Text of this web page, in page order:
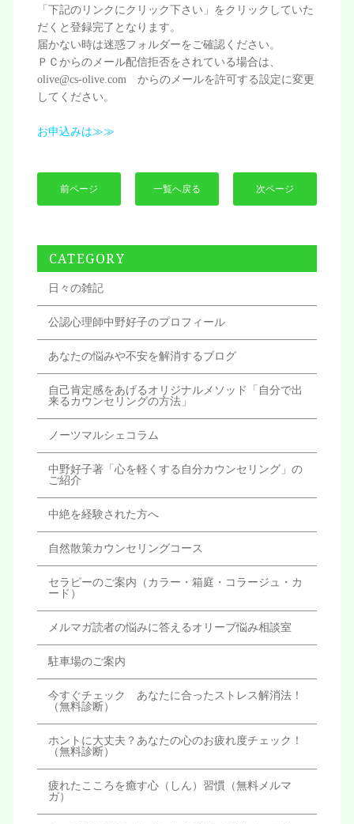
「下記のリンクにクリック下さい」をクリックしていた
だくと登録完了となります。
届かない時は迷惑フォルダーをご確認ください。
ＰＣからのメール配信拒否をされている場合は、
olive@cs-olive.com からのメールを許可する設定に変更
してください。
お申込みは≫≫
前ページ 一覧へ戻る 次ページ
CATEGORY
日々の雑記
公認心理師中野好子のプロフィール
あなたの悩みや不安を解消するブログ
自己肯定感をあげるオリジナルメソッド「自分で出
来るカウンセリングの方法」
ノーツマルシェコラム
中野好子著「心を軽くする自分カウンセリング」の
ご紹介
中絶を経験された方へ
自然散策カウンセリングコース
セラピーのご案内（カラー・箱庭・コラージュ・カ
ード）
メルマガ読者の悩みに答えるオリーブ悩み相談室
駐車場のご案内
今すぐチェック あなたに合ったストレス解消法！
（無料診断）
ホントに大丈夫？あなたの心のお疲れ度チェック！
（無料診断）
疲れたこころを癒す心（しん）習慣（無料メルマ
ガ）